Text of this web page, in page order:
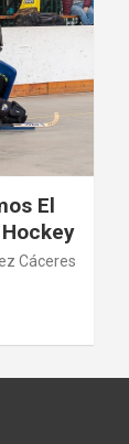
El
Cáceres